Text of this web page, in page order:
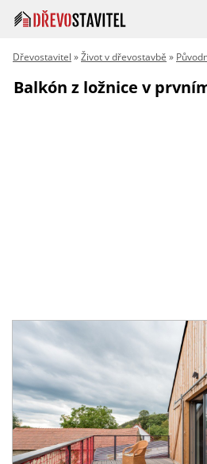
Dřevostavitel »Život v dřevostavbě »
Balkón z ložnice v